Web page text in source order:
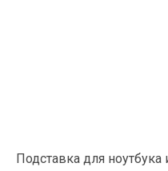
Подставка для